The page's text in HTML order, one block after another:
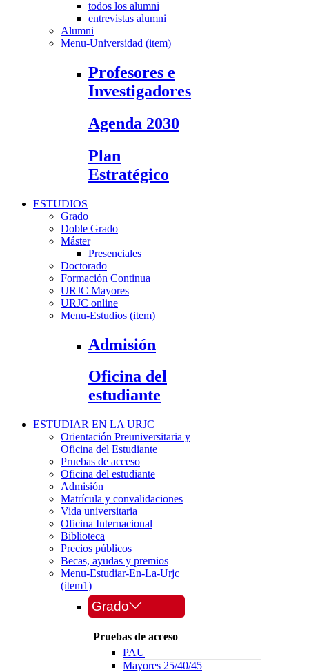
todos los alumni
entrevistas alumni
Alumni
Menu-Universidad (item)
Profesores e
Investigadores
Agenda 2030
Plan
Estratégico
ESTUDIOS
Grado
Doble Grado
Máster
Presenciales
Doctorado
Formación Continua
URJC Mayores
URJC online
Menu-Estudios (item)
Admisión
Oficina del
estudiante
ESTUDIAR EN LA URJC
Orientación Preuniversitaria y
Oficina del Estudiante
Pruebas de acceso
Oficina del estudiante
Admisión
Matrícula y convalidaciones
Vida universitaria
Oficina Internacional
Biblioteca
Precios públicos
Becas, ayudas y premios
Menu-Estudiar-En-La-Urjc
(item1)
Grado
Pruebas de acceso
PAU
Mayores 25/40/45